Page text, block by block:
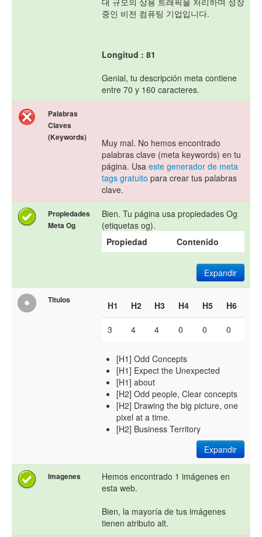
중인 비전 컴퓨팅 기업입니다.
Longitud : 81
Genial, tu descripción meta contiene
entre 70 y 160 caracteres.
Palabras
Claves
(Keywords)
Muy mal. No hemos encontrado
palabras clave (meta keywords) en tu
página. Usa este generador de meta
tags gratuito para crear tus palabras
clave.
Propiedades
Meta Og
Bien. Tu página usa propiedades Og
(etiquetas og).
Propiedad
Contenido
Expandir
Titulos H1 H2 H3 H4 H5 H6
3 4 4 0 0 0
[H1] Odd Concepts
[H1] Expect the Unexpected
[H1] about
[H2] Odd people, Clear concepts
[H2] Drawing the big picture, one
pixel at a time.
[H2] Business Territory
Expandir
Imagenes
Hemos encontrado 1 imágenes en
esta web.
Bien, la mayoría de tus imágenes
tienen atributo alt.